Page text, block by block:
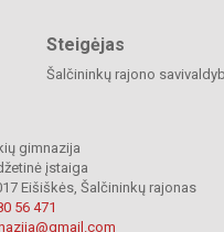
Steigėjas
Šalčininkų rajono
gimnazija
įstaiga
Eišiškės, Šalčininkų rajonas
56 471